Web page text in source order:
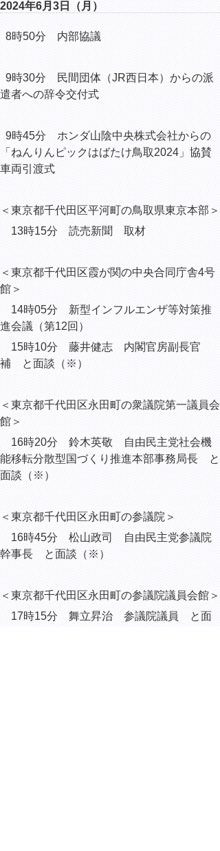
2024年6月3日（月）
8時50分 内部協議
9時30分
民間団体（JR西日本）からの派
遣者への辞令交付式
9時45分 ホンダ山陰中央株式会社からの
「ねんりんピックはばたけ鳥取2024」協賛
車両引渡式
＜東京都千代田区平河町の鳥取県東京本部＞
13時15分 読売新聞 取材
＜東京都千代田区霞が関の中央合同庁舎4号
館＞
14時05分 新型インフルエンザ等対策推
進会議（第12回）
15時10分 藤井健志 内閣官房副長官
補 と面談（※）
＜東京都千代田区永田町の衆議院第一議員会
館＞
16時20分 鈴木英敬 自由民主党社会機
能移転分散型国づくり推進本部事務局長 と
面談（※）
＜東京都千代田区永田町の参議院＞
16時45分 松山政司 自由民主党参議院
幹事長 と面談（※）
＜東京都千代田区永田町の参議院議員会館＞
17時15分 舞立昇治 参議院議員 と面